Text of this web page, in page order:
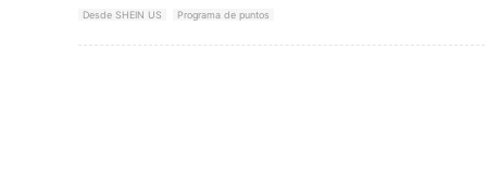
Desde SHEIN US Programa de puntos